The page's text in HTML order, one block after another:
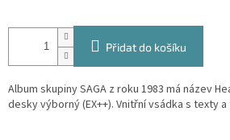
Přidat do košíku
Album skupiny SAGA z roku 1983 má název
desky výborný (EX++). Vnitřní vsádka s texty